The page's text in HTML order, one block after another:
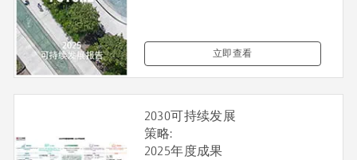
立即查看
2030可持续发展
策略:
2025年度成果